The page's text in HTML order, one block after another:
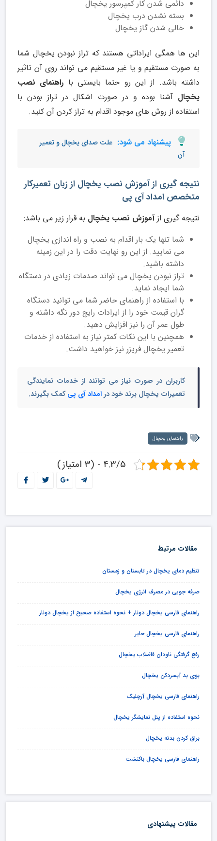
دائمی شدن کار کمپرسور یخچال
بسته نشدن درب یخچال
خالی شدن گاز یخچال
این ها همگی ایراداتی هستند که تراز نبودن یخچال شما
به صورت مستقیم و یا غیر مستقیم می تواند روی آن تاثیر
داشته باشد. از این رو حتما بایستی با راهنمای نصب
یخچال آشنا بوده و در صورت اشکال در تراز بودن با
استفاده از روش های موجود اقدام به تراز کردن آن کنید.
پیشنهاد می شود: علت صدای یخچال و تعمیر
آن
نتیجه گیری از آموزش نصب یخچال از زبان تعمیرکار
متخصص امداد آی پی
نتیجه گیری ازآموزش نصب یخچال به قرار زیر می باشد:
شما تنها یک بار اقدام به نصب و راه اندازی یخچال
می نمایید. از این رو نهایت دقت را در این زمینه
داشته باشید.
تراز نبودن یخچال می تواند صدمات زیادی در دستگاه
شما ایجاد نماید.
با استفاده از راهنمای حاضر شما می توانید دستگاه
گران قیمت خود را از ایرادات رایج دور نگه داشته و
طول عمر آن را نیز افزایش دهید.
همچنین با این نکات کمتر نیاز به استفاده از خدمات
تعمیر یخچال فریزر نیز خواهید داشت.
کاربران در صورت نیاز می توانند از خدمات نمایندگی
تعمیرات یخچال برند خود درامداد آی پیکمک بگیرند.
راهنمای یخچال
4.3/5 - (3 امتیاز)
مقالات مرتبط
تنظیم دمای یخچال در تابستان و زمستان
صرفه جویی در مصرف انرژی یخچال
راهنمای فارسی یخچال دونار + نحوه استفاده صحیح از یخچال دونار
راهنمای فارسی یخچال حایر
رفع گرفتگی ناودان فاضلاب یخچال
بوی بد آبسردکن یخچال
راهنمای فارسی یخچال آرچلیک
نحوه استفاده از پنل نمایشگر یخچال
براق کردن بدنه یخچال
راهنمای فارسی یخچال باکنشت
مقالات پیشنهادی